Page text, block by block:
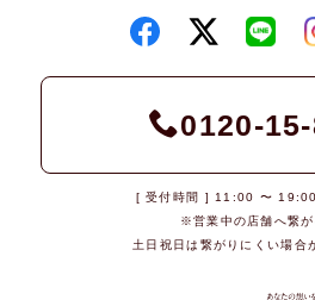
0120-
[ 受付時間 ] 11:00 〜 19:00
※営業中の店舗へ繋が
土日祝日は繋がりにくい場合